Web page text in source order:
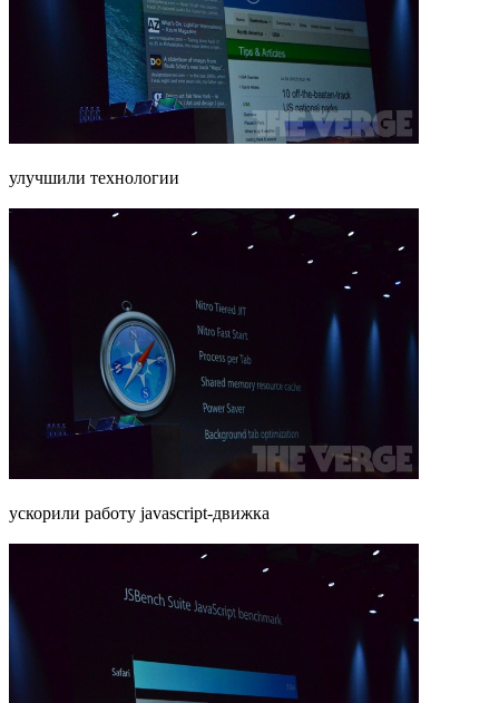
улучшили технологии
ускорили работу javascript-движка